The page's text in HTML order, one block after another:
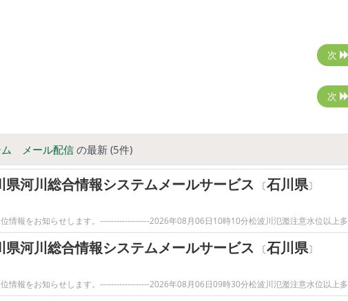
次
次
ム メール配信 の最新 (5件)
県河川総合情報システムメールサービス 〔石川県〕
情報をお知らせします。------------------2026年08月06日10時10分松波川氾濫注意水位以上多
県河川総合情報システムメールサービス 〔石川県〕
情報をお知らせします。------------------2026年08月06日09時30分松波川氾濫注意水位以上多